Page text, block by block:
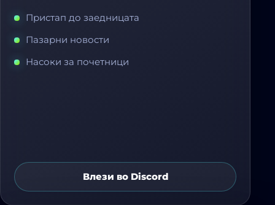
Пристап до заедницата
Пазарни новости
Насоки за почетници
Влези во Discord